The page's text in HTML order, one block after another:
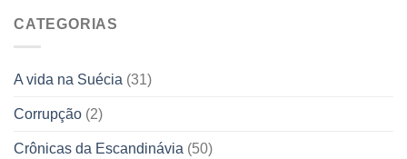
CATEGORIAS
A vida na Suécia (31)
Corrupção (2)
Crônicas da Escandinávia (50)